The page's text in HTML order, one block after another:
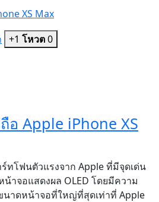
XS Max
+1 โหวต0
Apple iPhone XS
ทโฟนตัวแรงจาก Apple ที่มีจุดเด่น
าจอแสดงผล OLED โดยมีความ
นาดหน้าจอที่ใหญ่ที่สุดเท่าที่ Apple